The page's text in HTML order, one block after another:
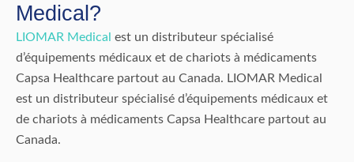
Medical?
LIOMAR Medical est un distributeur spécialisé
d’équipements médicaux et de chariots à médicaments
Capsa Healthcare partout au Canada. LIOMAR Medical
est un distributeur spécialisé d’équipements médicaux et
de chariots à médicaments Capsa Healthcare partout au
Canada.